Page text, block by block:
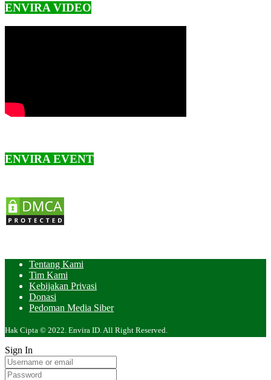
ENVIRA VIDEO
ENVIRA EVENT
Tentang Kami
Tim Kami
Kebijakan Privasi
Donasi
Pedoman Media Siber
Hak Cipta © 2022. Envira ID. All Right Reserved.
Sign In